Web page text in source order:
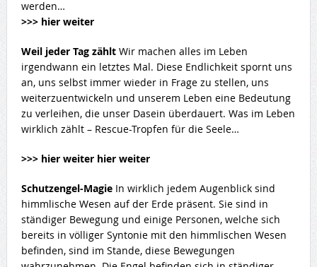
werden…
>>> hier weiter
Weil jeder Tag zählt Wir machen alles im Leben
irgendwann ein letztes Mal. Diese Endlichkeit spornt uns
an, uns selbst immer wieder in Frage zu stellen, uns
weiterzuentwickeln und unserem Leben eine Bedeutung
zu verleihen, die unser Dasein überdauert. Was im Leben
wirklich zählt – Rescue-Tropfen für die Seele…
>>> hier weiter hier weiter
Schutzengel-Magie In wirklich jedem Augenblick sind
himmlische Wesen auf der Erde präsent. Sie sind in
ständiger Bewegung und einige Personen, welche sich
bereits in völliger Syntonie mit den himmlischen Wesen
befinden, sind im Stande, diese Bewegungen